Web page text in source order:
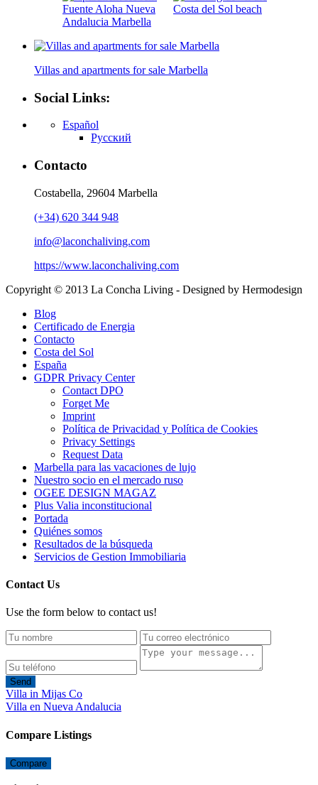
Villas and apartments for sale Marbella
Social Links:
Español
Русский
Contacto
Costabella, 29604 Marbella
(+34) 620 344 948
info@laconchaliving.com
https://www.laconchaliving.com
Copyright © 2013 La Concha Living - Designed by Hermodesign
Blog
Certificado de Energia
Contacto
Costa del Sol
España
GDPR Privacy Center
Contact DPO
Forget Me
Imprint
Política de Privacidad y Política de Cookies
Privacy Settings
Request Data
Marbella para las vacaciones de lujo
Nuestro socio en el mercado ruso
OGEE DESIGN MAGAZ
Plus Valia inconstitucional
Portada
Quiénes somos
Resultados de la búsqueda
Servicios de Gestion Immobiliaria
Contact Us
Use the form below to contact us!
Send
Villa in Mijas Co
Villa en Nueva Andalucia
Compare Listings
Compare